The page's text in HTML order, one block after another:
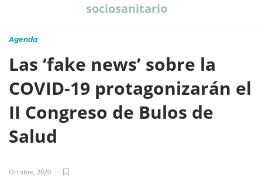
sociosanitario
Agenda
Las ‘fake news’ sobre la
COVID-19 protagonizarán el
II Congreso de Bulos de
Salud
Octubre, 2020